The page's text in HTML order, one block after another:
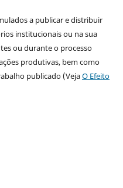
a publicar e distribuir
institucionais ou na sua
ou durante o processo
produtivas, bem como
publicado (VejaO Efeito